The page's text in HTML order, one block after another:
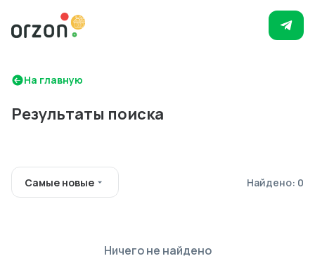
На главную
Результаты поиска
Самые новые Найдено: 0
Ничего не найдено